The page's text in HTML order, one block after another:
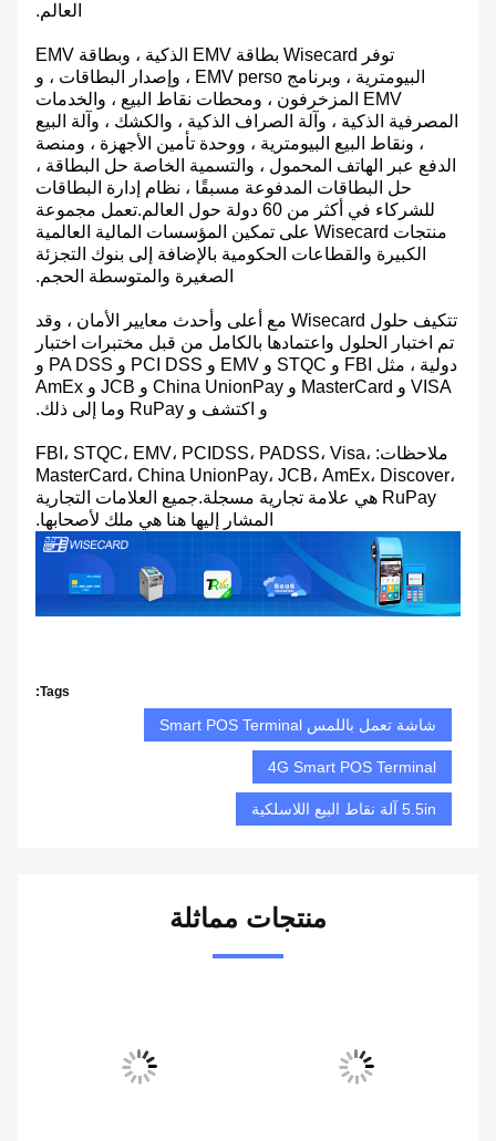
العالم.
توفر Wisecard بطاقة EMV الذكية ، وبطاقة EMV
البيومترية ، وبرنامج EMV perso ، وإصدار البطاقات ، و
EMV المزخرفون ، ومحطات نقاط البيع ، والخدمات
المصرفية الذكية ، وآلة الصراف الذكية ، والكشك ، وآلة البيع
، ونقاط البيع البيومترية ، ووحدة تأمين الأجهزة ، ومنصة
الدفع عبر الهاتف المحمول ، والتسمية الخاصة حل البطاقة ،
حل البطاقات المدفوعة مسبقًا ، نظام إدارة البطاقات
للشركاء في أكثر من 60 دولة حول العالم.تعمل مجموعة
منتجات Wisecard على تمكين المؤسسات المالية العالمية
الكبيرة والقطاعات الحكومية بالإضافة إلى بنوك التجزئة
الصغيرة والمتوسطة الحجم.
تتكيف حلول Wisecard مع أعلى وأحدث معايير الأمان ، وقد
تم اختبار الحلول واعتمادها بالكامل من قبل مختبرات اختبار
دولية ، مثل FBI و STQC و EMV و PCI DSS و PA DSS و
VISA و MasterCard و China UnionPay و JCB و AmEx
و اكتشف و RuPay وما إلى ذلك.
ملاحظات: FBI، STQC، EMV، PCIDSS، PADSS، Visa،
MasterCard، China UnionPay، JCB، AmEx، Discover،
RuPay هي علامة تجارية مسجلة.جميع العلامات التجارية
المشار إليها هنا هي ملك لأصحابها.
Tags:
شاشة تعمل باللمس Smart POS Terminal
4G Smart POS Terminal
5.5in آلة نقاط البيع اللاسلكية
منتجات مماثلة